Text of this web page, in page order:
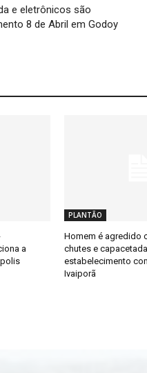
e eletrônicos são
8 de Abril em Godoy
a
PLANTÃO
Homem é agredido
chutes e
estabelecimento
Ivaiporã